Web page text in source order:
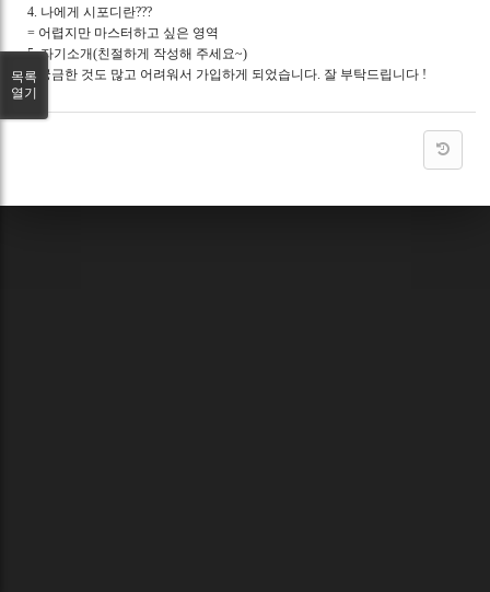
4. 나에게 시포디란???
= 어렵지만 마스터하고 싶은 영역
5. 자기소개(친절하게 작성해 주세요~)
= 궁금한 것도 많고 어려워서 가입하게 되었습니다. 잘 부탁드립니다 !
목록
열기